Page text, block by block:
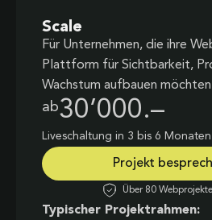
Scale
Für Unternehmen, die ihre
Plattform für Sichtbarkeit,
Wachstum aufbauen
ab30’000.–
Liveschaltung in 3 bis 6 Monaten
Projekt
Über 80
Typischer Projektrahmen: